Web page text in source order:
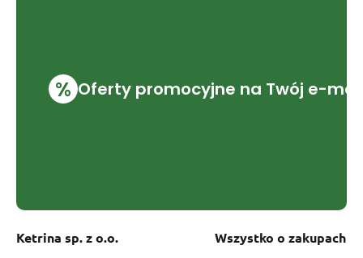
% Oferty promocyjne na Twój e-mail
Ketrina sp. z o.o. Wszystko o zakupach